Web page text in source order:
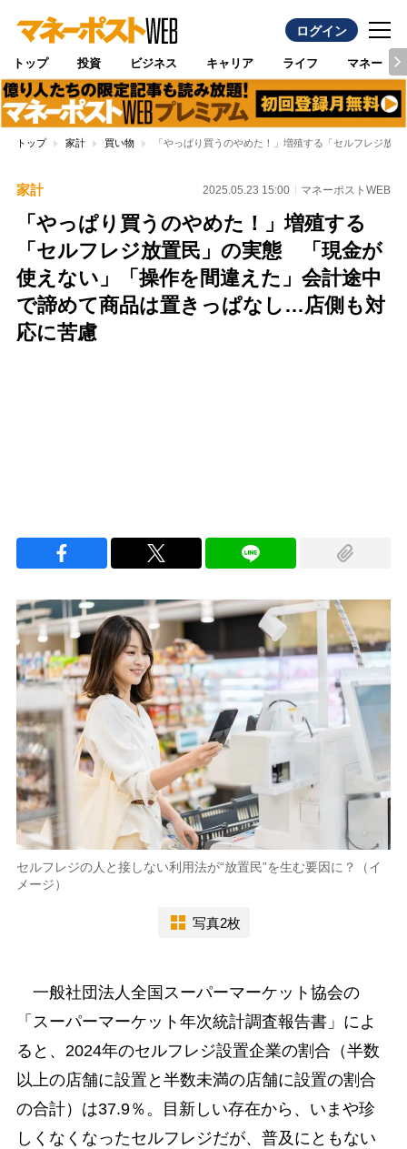
ログイン
トップ 投資 ビジネス キャリア ライフ マネー
トップ 家計 買い物 「やっぱり買うのやめた！」増殖する「セルフレジ
家計 2025.05.23 15:00 マネーポストWEB
「やっぱり買うのやめた！」増殖する
「セルフレジ放置民」の実態 「現金が
使えない」「操作を間違えた」会計途中
で諦めて商品は置きっぱなし…店側も対
応に苦慮
セルフレジの人と接しない利用法が“放置民”を生む要因に？（イ
メージ）
写真2枚
一般社団法人全国スーパーマーケット協会の
「スーパーマーケット年次統計調査報告書」によ
ると、2024年のセルフレジ設置企業の割合（半数
以上の店舗に設置と半数未満の店舗に設置の割合
の合計）は37.9％。目新しい存在から、いまや珍
しくなくなったセルフレジだが、普及にともない